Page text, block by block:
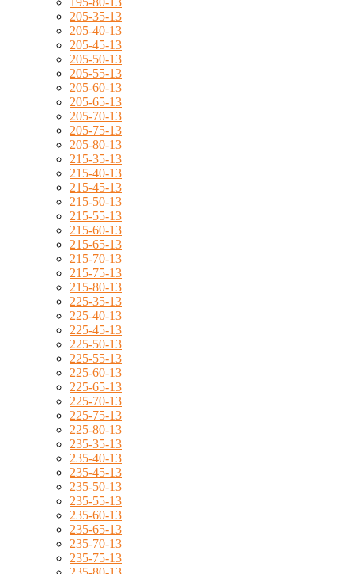
205-35-13
205-40-13
205-45-13
205-50-13
205-55-13
205-60-13
205-65-13
205-70-13
205-75-13
205-80-13
215-35-13
215-40-13
215-45-13
215-50-13
215-55-13
215-60-13
215-65-13
215-70-13
215-75-13
215-80-13
225-35-13
225-40-13
225-45-13
225-50-13
225-55-13
225-60-13
225-65-13
225-70-13
225-75-13
225-80-13
235-35-13
235-40-13
235-45-13
235-50-13
235-55-13
235-60-13
235-65-13
235-70-13
235-75-13